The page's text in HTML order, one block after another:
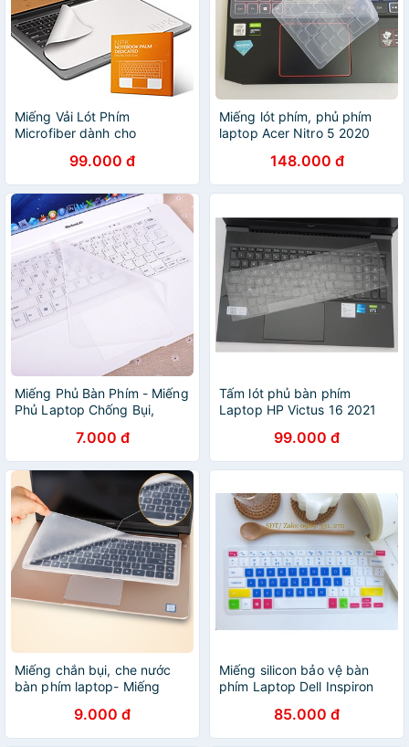
Miếng Vải Lót Phím
Microfiber dành cho
phím, vệ sinh màn hình
Macbook
99.000 đ
Miếng lót phím, phủ phím
laptop Acer Nitro 5 2020
300 2019 2020
148.000 đ
Miếng Phủ Bàn Phím - Miếng
Phủ Laptop Chống Bụi,
inch Molangshop
7.000 đ
Tấm lót phủ bàn phím
Laptop HP Victus 16 2021
99.000 đ
Miếng chắn bụi, che nước
bàn phím laptop- Miếng
chống nước bảo vệ bàn
phímDuashop
9.000 đ
Miếng silicon bảo vệ bàn
phím Laptop Dell Inspiron
85.000 đ